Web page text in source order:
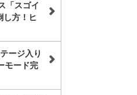
「スゴイ
し方！ヒ
ージ入り
モード完